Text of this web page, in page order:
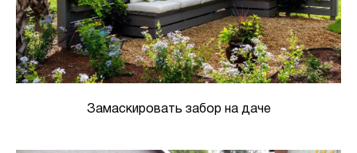
Замаскировать забор на даче